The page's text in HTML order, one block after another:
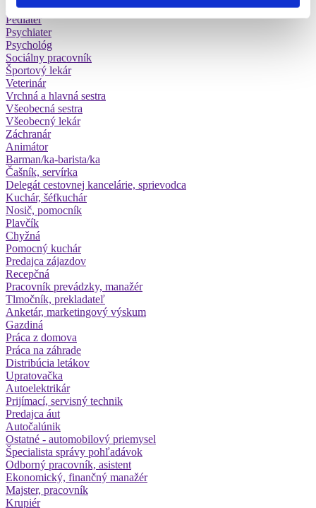
Opatrovateľ, ošetrovateľ, osobný asistent
Pediater
Psychiater
Psychológ
Sociálny pracovník
Športový lekár
Veterinár
Vrchná a hlavná sestra
Všeobecná sestra
Všeobecný lekár
Záchranár
Animátor
Barman/ka-barista/ka
Čašník, servírka
Delegát cestovnej kancelárie, sprievodca
Kuchár, šéfkuchár
Nosič, pomocník
Plavčík
Chyžná
Pomocný kuchár
Predajca zájazdov
Recepčná
Pracovník prevádzky, manažér
Tlmočník, prekladateľ
Anketár, marketingový výskum
Gazdiná
Práca z domova
Práca na záhrade
Distribúcia letákov
Upratovačka
Autoelektrikár
Prijímací, servisný technik
Predajca áut
Autočalúnik
Ostatné - automobilový priemysel
Špecialista správy pohľadávok
Odborný pracovník, asistent
Ekonomický, finančný manažér
Majster, pracovník
Krupiér